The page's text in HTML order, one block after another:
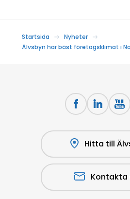
Startsida
Nyheter
Älvsbyn har bäst företagsklimat i
Hitta till
Kontakta